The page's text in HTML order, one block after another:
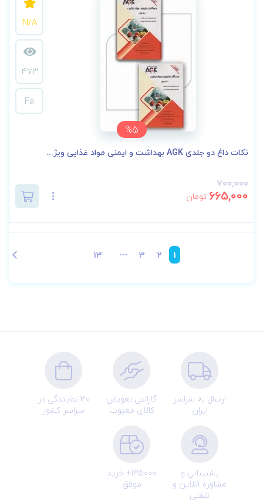
%5
N/A
473
Fa
نکات داغ دو جلدی AGK بهداشت و ایمنی مواد غذایی ویژ...
700,000
665,000 تومان
1
2
3
13
ارسال به سراسر
ایران
گارانتی تعویض
کالای معیوب
30 نمایندگی در
سراسر کشور
پشتیبانی و
مشاوره آنلاین و
تلفنی
135000+ خرید
موفق